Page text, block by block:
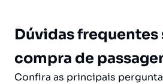
Dúvidas frequentes
compra de
Confira as principais